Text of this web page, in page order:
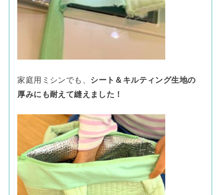
家庭用ミシンでも、 シート＆キルティング生地の
厚みにも耐えて縫えました！